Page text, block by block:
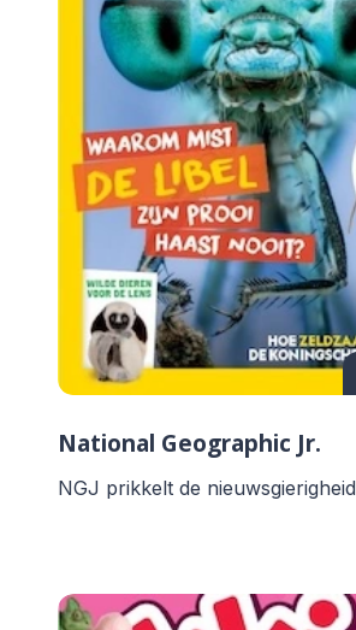
National Geographic Jr.
NGJ prikkelt de nieuwsgierigheid